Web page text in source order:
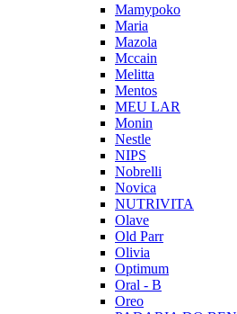
Mamypoko
Maria
Mazola
Mccain
Melitta
Mentos
MEU LAR
Monin
Nestle
NIPS
Nobrelli
Novica
NUTRIVITA
Olave
Old Parr
Olivia
Optimum
Oral - B
Oreo